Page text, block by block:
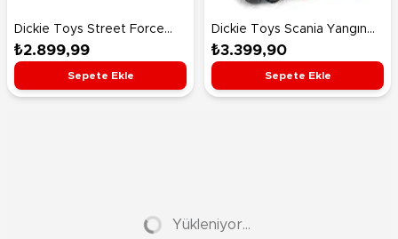
Dickie Toys Street Force
Işıklı ve Sesli Motorlu Polis
Arabası 33 Cm
₺2.899,99
Sepete Ekle
Dickie Toys Scania Yangın
Devriyesi
₺3.399,90
Sepete Ekle
Yükleniyor...